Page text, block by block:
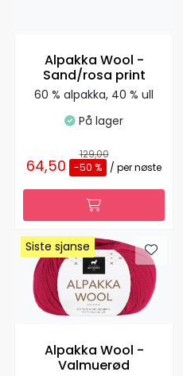
Alpakka Wool -
Sand/rosa print
60 % alpakka, 40 % ull
På lager
129,00
64,50 -50 % / per nøste
Siste sjanse
Siste sjanse
Siste sjanse
Siste sjanse
Alpakka Wool -
Valmuerød